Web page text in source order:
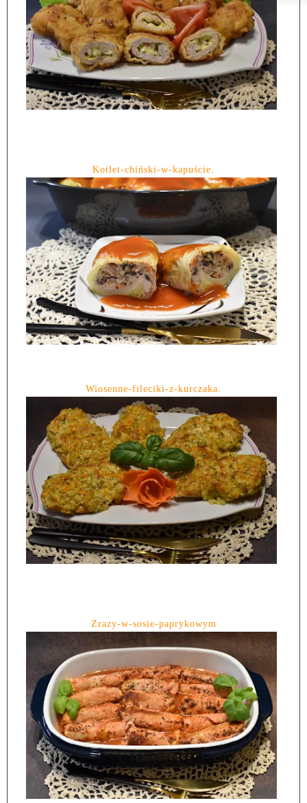
Kotlet-chiński-w-kapuście.
Wiosenne-fileciki-z-kurczaka.
Zrazy-w-sosie-paprykowym